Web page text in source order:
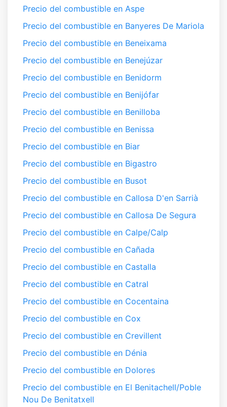
Precio del combustible en Aspe
Precio del combustible en Banyeres De Mariola
Precio del combustible en Beneixama
Precio del combustible en Benejúzar
Precio del combustible en Benidorm
Precio del combustible en Benijófar
Precio del combustible en Benilloba
Precio del combustible en Benissa
Precio del combustible en Biar
Precio del combustible en Bigastro
Precio del combustible en Busot
Precio del combustible en Callosa D'en Sarrià
Precio del combustible en Callosa De Segura
Precio del combustible en Calpe/Calp
Precio del combustible en Cañada
Precio del combustible en Castalla
Precio del combustible en Catral
Precio del combustible en Cocentaina
Precio del combustible en Cox
Precio del combustible en Crevillent
Precio del combustible en Dénia
Precio del combustible en Dolores
Precio del combustible en El Benitachell/Poble
Nou De Benitatxell